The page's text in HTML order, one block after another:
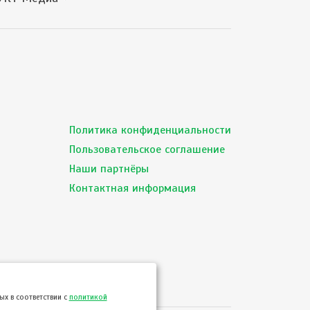
Политика конфиденциальности
Пользовательское соглашение
Наши партнёры
Контактная информация
в соответствии с политикой